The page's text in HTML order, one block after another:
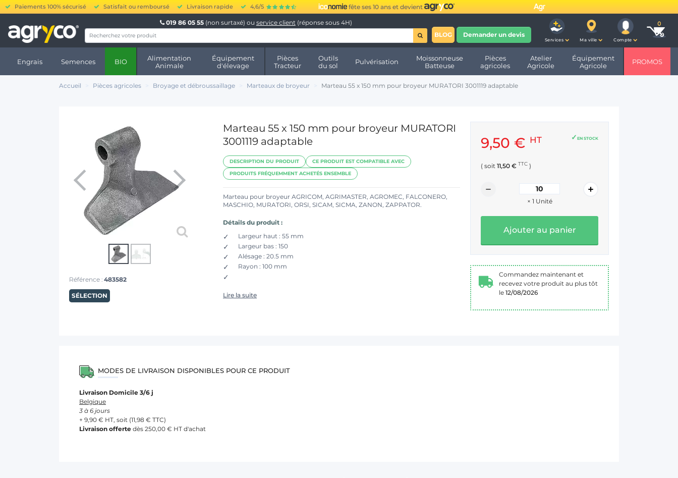
Paiements 100% sécurisé Satisfait ou remboursé Livraison rapide 4,6/5 fête ses 10 ans et devient
019 86 05 55 (non surtaxé) ou service client (réponse sous 4H)
BLOG
Demander un devis
Services Ma ville Compte
Engrais Semences BIO
Alimentation
Animale
Équipement
d'élevage
Pièces
Tracteur
Outils
du sol
Pulvérisation
Moissonneuse
Batteuse
Pièces
agricoles
Atelier
Agricole
Équipement
Agricole
PROMOS
Accueil Pièces agricoles Broyage et débroussaillage Marteaux de broyeur Marteau 55 x 150 mm pour broyeur MURATORI 3001119 adaptable
Référence : 483582
SÉLECTION
Marteau 55 x 150 mm pour broyeur MURATORI
3001119 adaptable
DESCRIPTION DU PRODUIT CE PRODUIT EST COMPATIBLE AVEC
PRODUITS FRÉQUEMMENT ACHETÉS ENSEMBLE
Marteau pour broyeur AGRICOM, AGRIMASTER, AGROMEC, FALCONERO,
MASCHIO, MURATORI, ORSI, SICAM, SICMA, ZANON, ZAPPATOR.
Détails du produit :
Largeur haut : 55 mm
Largeur bas : 150
Alésage : 20.5 mm
Rayon : 100 mm
Lire la suite
EN STOCK
9,50 € HT
( soit 11,50 € TTC )
× 1 Unité
Ajouter au panier
Commandez maintenant et
recevez votre produit au plus tôt
le 12/08/2026
MODES DE LIVRAISON DISPONIBLES POUR CE PRODUIT
Livraison Domicile 3/6 j
Belgique
3 à 6 jours
+ 9,90 € HT, soit (11,98 € TTC)
Livraison offerte dès 250,00 € HT d'achat